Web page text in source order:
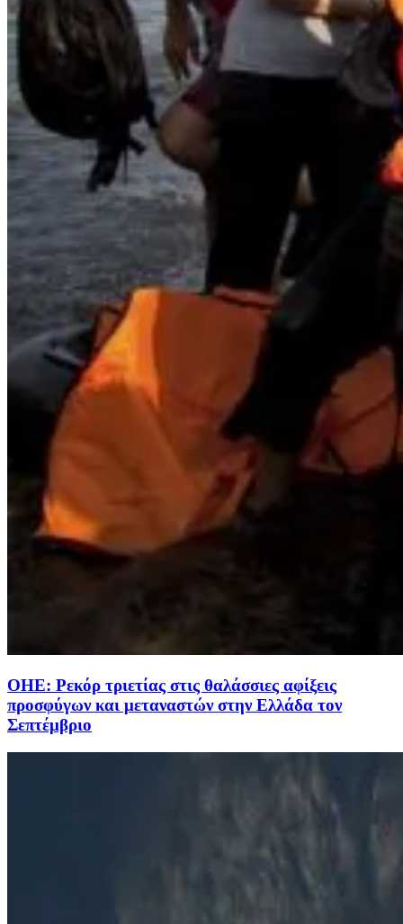
ΟΗΕ: Ρεκόρ τριετίας στις θαλάσσιες αφίξεις
προσφύγων και μεταναστών στην Ελλάδα τον
Σεπτέμβριο